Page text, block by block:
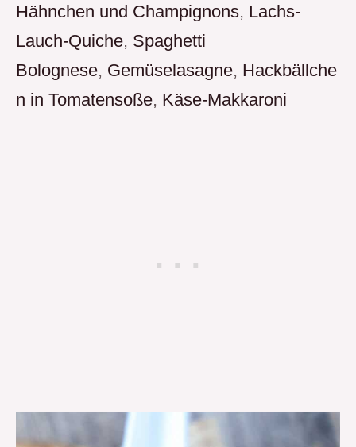
Hähnchen und Champignons, Lachs-
Lauch-Quiche, Spaghetti
Bolognese, Gemüselasagne, Hackbällche
n in Tomatensoße, Käse-Makkaroni